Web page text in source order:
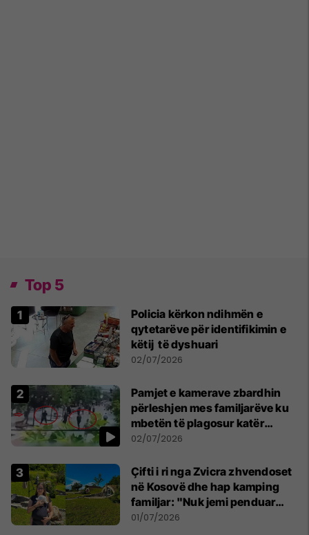
Top 5
Policia kërkon ndihmën e
qytetarëve për identifikimin e
këtij të dyshuari
02/07/2026
Pamjet e kamerave zbardhin
përleshjen mes familjarëve ku
mbetën të plagosur katër
persona
02/07/2026
Çifti i ri nga Zvicra zhvendoset
në Kosovë dhe hap kamping
familjar: "Nuk jemi penduar
asnjë ditë"
01/07/2026